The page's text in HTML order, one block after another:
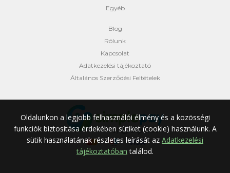
Oldalunkon a legjobb felhasználói élmény és a közösségi
funkciók biztosítása érdekében sütiket (cookie) használunk. A
sütik használatának részletes leírását az Adatkezelési
tájékoztatóban találod.
Egyéb
Blog
Rólunk
Kapcsolat
Adatkezelési tájékoztató
Általános Szerződési Feltételek